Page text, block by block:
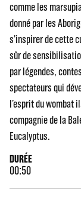
comme les
donné par les
s’inspirer de cette
sûr de
par légendes,
spectateurs qui
l’esprit du wombat
compagnie de la
Eucalyptus.
DURÉE
00:50